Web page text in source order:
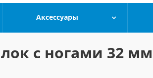
Аксессуары
с ногами 32 мм